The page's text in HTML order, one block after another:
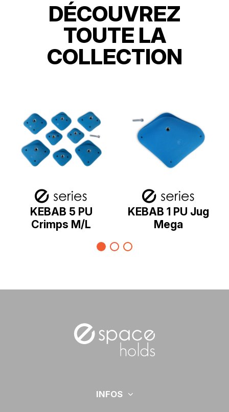
DÉCOUVREZ
TOUTE LA
COLLECTION
KEBAB 5 PU
Crimps M/L
KEBAB 1 PU Jug
Mega
INFOS